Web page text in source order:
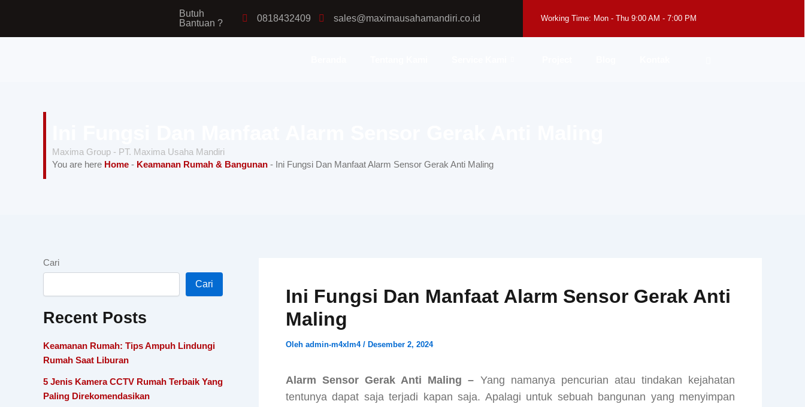
Butuh
Bantuan ?
0818432409 sales@maximausahamandiri.co.id Working Time: Mon - Thu 9:00 AM - 7:00 PM
Maxima Group - PT. Maxima Usaha Mandiri
You are here Home - Keamanan Rumah & Bangunan - Ini Fungsi Dan Manfaat Alarm Sensor Gerak Anti Maling
Cari
Cari
Recent Posts
Keamanan Rumah: Tips Ampuh Lindungi
Rumah Saat Liburan
5 Jenis Kamera CCTV Rumah Terbaik Yang
Paling Direkomendasikan
Ini Fungsi Dan Manfaat Alarm Sensor Gerak Anti
Maling
Oleh admin-m4xIm4 / Desember 2, 2024
Alarm Sensor Gerak Anti Maling – Yang namanya pencurian atau tindakan kejahatan
tentunya dapat saja terjadi kapan saja. Apalagi untuk sebuah bangunan yang menyimpan